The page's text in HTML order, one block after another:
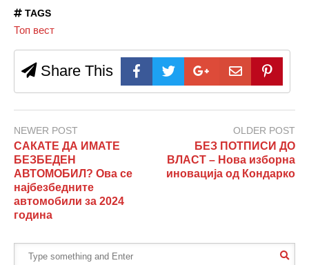
TAGS
Топ вест
Share This
NEWER POST
САКАТЕ ДА ИМАТЕ
БЕЗБЕДЕН
АВТОМОБИЛ? Ова се
најбезбедните
автомобили за 2024
година
OLDER POST
БЕЗ ПОТПИСИ ДО
ВЛАСТ – Нова изборна
иновација од Кондарко